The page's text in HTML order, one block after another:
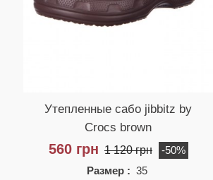
Утепленные сабо jibbitz by
Crocs brown
560 грн 1 120 грн
-50%
Размер : 35